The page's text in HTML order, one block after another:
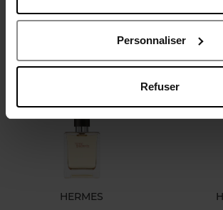
Personnaliser
Refuser
159,50 € Ajouter 99,50
Meilleures ventes
HERMES
En rupture